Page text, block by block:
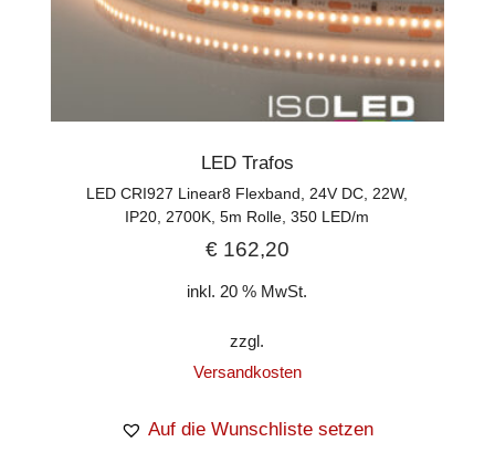
LED Trafos
LED CRI927 Linear8 Flexband, 24V DC, 22W,
IP20, 2700K, 5m Rolle, 350 LED/m
€162,20
inkl. 20 % MwSt.
zzgl.
Versandkosten
Auf die Wunschliste setzen